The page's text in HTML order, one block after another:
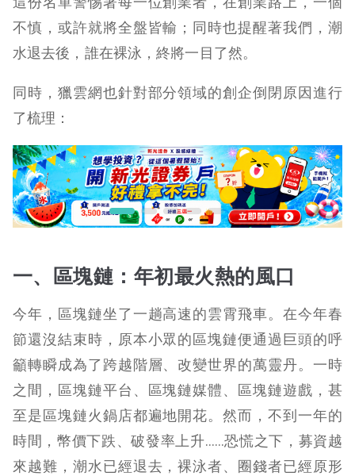
不慎，或許就將全盤皆輸；同時也提醒著我們，潮
水退去後，誰在裸泳，終將一目了然。
同時，獵雲網也針對部分領域的創企倒閉原因進行
了梳理：
一、區塊鏈：年初最火熱的風口
今年，區塊鏈坐了一趟高速的雲霄飛車。在今年春
節還沒結束時，原本小眾的區塊鏈便通過巨頭的呼
籲轉瞬成為了跨越階層、改變世界的萬靈丹。一時
之間，區塊鏈平台、區塊鏈媒體、區塊鏈遊戲，甚
至是區塊鏈火鍋店都遍地開花。然而，不到一年的
時間，幣價下跌、破發率上升……恐慌之下，募資越
來越難，潮水已經退去，裸泳者、圈錢者已經原形